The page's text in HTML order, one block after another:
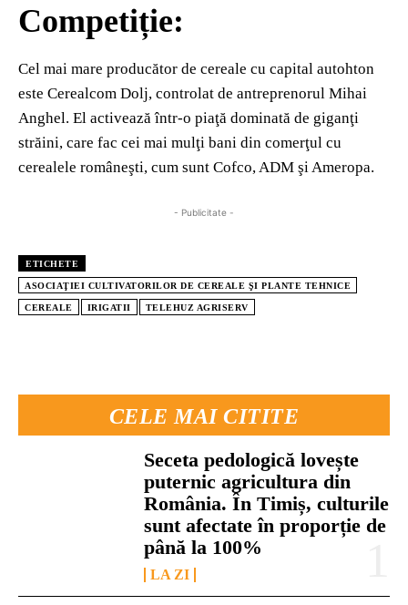
CELE MAI CITITE
Seceta pedologică lovește
puternic agricultura din
România. În Timiș, culturile
sunt afectate în proporție de
până la 100%
LA ZI
Competiție:
Cel mai mare producător de cereale cu capital autohton
este Cerealcom Dolj, controlat de antreprenorul Mihai
Anghel. El activează într-o piaţă dominată de giganţi
străini, care fac cei mai mulţi bani din comerţul cu
cerealele româneşti, cum sunt Cofco, ADM şi Ameropa.
- Publicitate -
ETICHETE
ASOCIAŢIEI CULTIVATORILOR DE CEREALE ŞI PLANTE TEHNICE
CEREALE IRIGATII TELEHUZ AGRISERV